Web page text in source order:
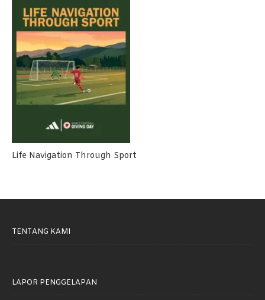
Life Navigation Through Sport
TENTANG KAMI
LAPOR PENGGELAPAN